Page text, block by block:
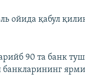
ойида қабул
90 та банк
банкларининг